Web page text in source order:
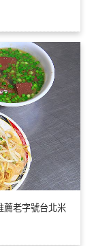
薦老字號台北米